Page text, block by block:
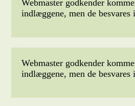
Webmaster godkender
indlæggene, men de besvares
Webmaster godkender
indlæggene, men de besvares